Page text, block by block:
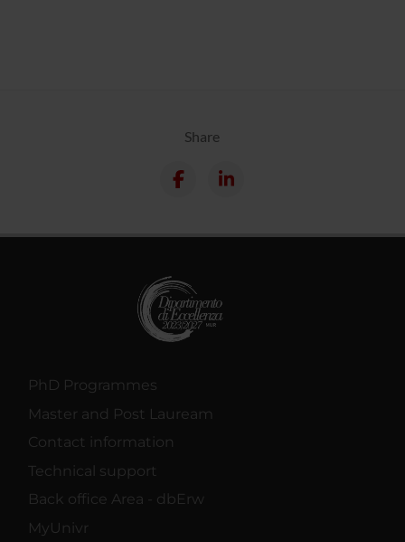
Share
PhD Programmes
Master and Post Lauream
Contact information
Technical support
Back office Area - dbErw
MyUnivr